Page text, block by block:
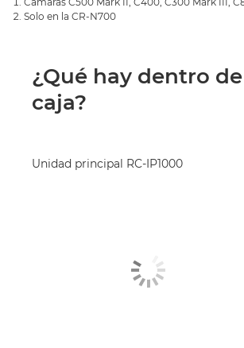
Solo en la CR-N700
¿Qué hay dentro
caja?
Unidad principal RC-IP1000